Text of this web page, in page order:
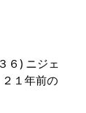
６) ニジェ
１年前の